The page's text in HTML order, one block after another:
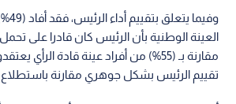
العينة الوطنية بأن الرئيس كان قادرا على
مقارنة بـ (55%) من أفراد عينة قادة
تقييم الرئيس بشكل جوهري مقارنة باستطلاع الـ100